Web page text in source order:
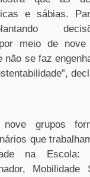
e sábias.
meio de
não se faz
nove grupos
que
na Escola:
Mobilidade